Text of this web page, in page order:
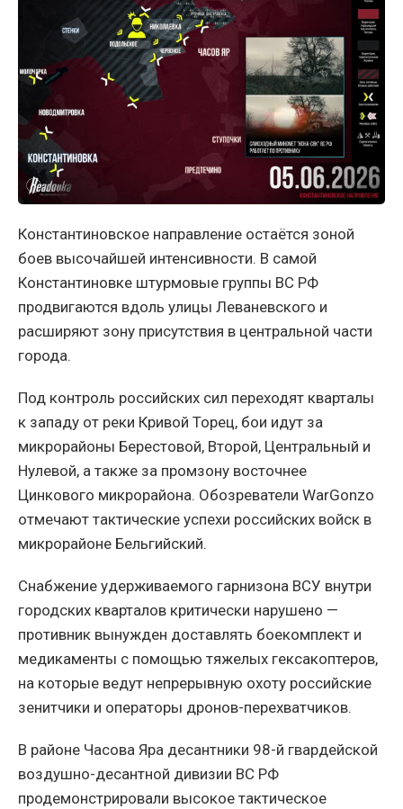
Константиновское направление остаётся зоной
боев высочайшей интенсивности. В самой
Константиновке штурмовые группы ВС РФ
продвигаются вдоль улицы Леваневского и
расширяют зону присутствия в центральной части
города.
Под контроль российских сил переходят кварталы
к западу от реки Кривой Торец, бои идут за
микрорайоны Берестовой, Второй, Центральный и
Нулевой, а также за промзону восточнее
Цинкового микрорайона. Обозреватели WarGonzo
отмечают тактические успехи российских войск в
микрорайоне Бельгийский.
Снабжение удерживаемого гарнизона ВСУ внутри
городских кварталов критически нарушено —
противник вынужден доставлять боекомплект и
медикаменты с помощью тяжелых гексакоптеров,
на которые ведут непрерывную охоту российские
зенитчики и операторы дронов-перехватчиков.
В районе Часова Яра десантники 98-й гвардейской
воздушно-десантной дивизии ВС РФ
продемонстрировали высокое тактическое